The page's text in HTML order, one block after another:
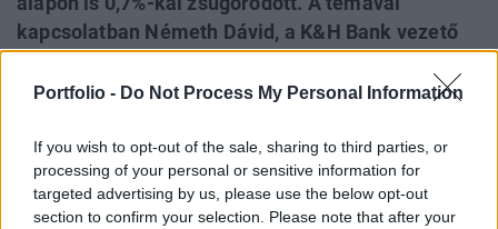
Portfolio - Do Not Process My Personal Information
If you wish to opt-out of the sale, sharing to third parties, or
processing of your personal or sensitive information for
targeted advertising by us, please use the below opt-out
section to confirm your selection. Please note that after your
kapcsolatban Németh Dávid, a K&H Bank vezető
részében arról beszéltünk, hogy milyen gazdasági
elmúlt négy évben, erről Zsoldos Ákost, lapunk
makrogazdasági elemzőjét kérdeztük, aki a
témában szerdán egy elemzést is közölt.